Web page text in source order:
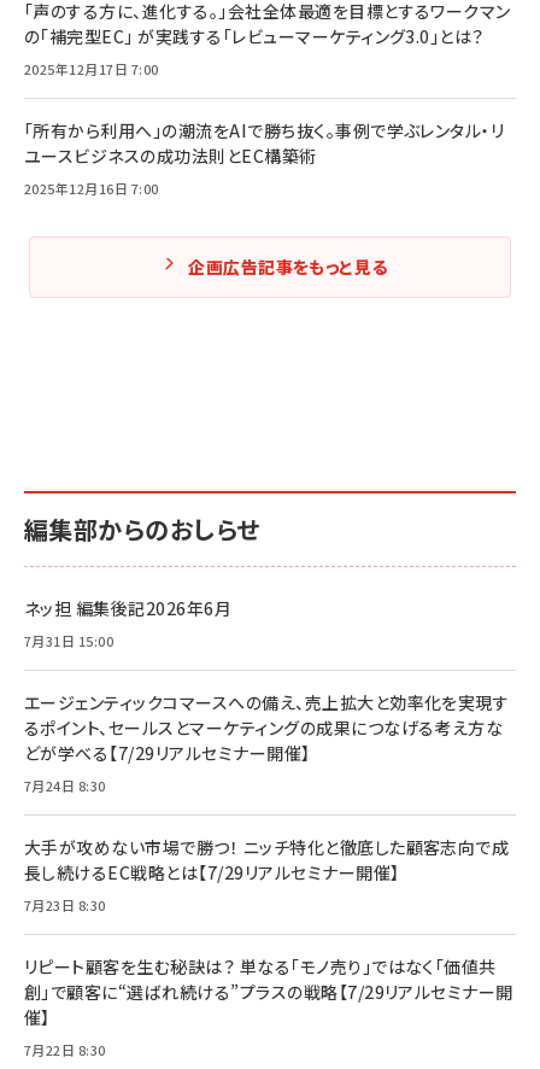
「声のする方に、進化する。」会社全体最適を目標とするワークマン
の「補完型EC」 が実践する「レビューマーケティング3.0」とは？
2025年12月17日 7:00
「所有から利用へ」の潮流をAIで勝ち抜く。事例で学ぶレンタル・リ
ユースビジネスの成功法則とEC構築術
2025年12月16日 7:00
企画広告記事をもっと見る
編集部からのおしらせ
ネッ担 編集後記2026年6月
7月31日 15:00
エージェンティックコマースへの備え、売上拡大と効率化を実現す
るポイント、セールスとマーケティングの成果につなげる考え方な
どが学べる【7/29リアルセミナー開催】
7月24日 8:30
大手が攻めない市場で勝つ！ ニッチ特化と徹底した顧客志向で成
長し続けるEC戦略とは【7/29リアルセミナー開催】
7月23日 8:30
リピート顧客を生む秘訣は？ 単なる「モノ売り」ではなく「価値共
創」で顧客に“選ばれ続ける”プラスの戦略【7/29リアルセミナー開
催】
7月22日 8:30